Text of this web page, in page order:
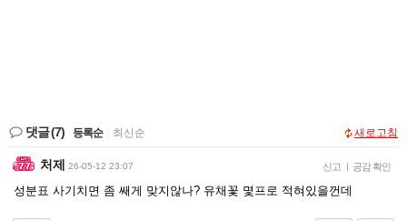
댓글(7) 등록순 최신순 새로고침
처제 26-05-12 23:07 신고 | 공감 확인
성분표 사기치면 좀 쌔게 맞지않나? 유채꽃 몇프로 적혀있을껀데